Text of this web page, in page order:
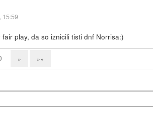
15:59
play, da so iznicili tisti dnf Norrisa:)
» »»